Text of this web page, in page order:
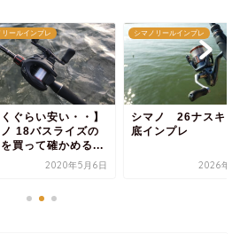
リールインプレ
ノ 26ナスキー 徹
プレ
2026年2月1日
シマノリールインプレ
18ステラ【2500S、
3000MHG、
2020年2